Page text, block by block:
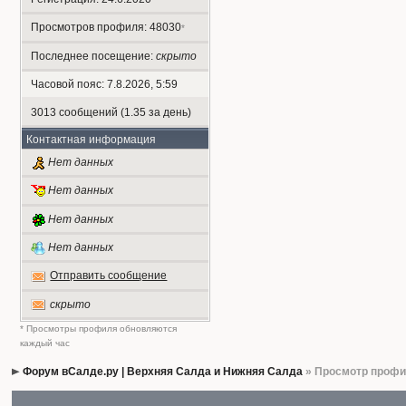
Просмотров профиля: 48030*
Последнее посещение:скрыто
Часовой пояс: 7.8.2026, 5:59
3013 сообщений (1.35 за день)
Контактная информация
Нет данных
Нет данных
Нет данных
Нет данных
Отправить сообщение
скрыто
* Просмотры профиля обновляются
каждый час
Форум вСалде.ру | Верхняя Салда и Нижняя Салда » Просмотр